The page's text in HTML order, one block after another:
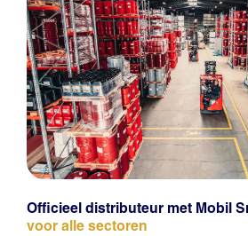
Officieel distributeur met Mobil
voor alle sectoren